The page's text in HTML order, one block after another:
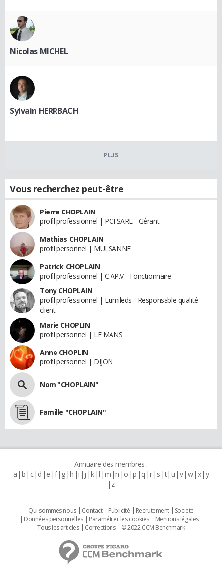
Nicolas MICHEL
Sylvain HERRBACH
PLUS
Vous recherchez peut-être
Pierre CHOPLAIN
profil professionnel | PCI SARL - Gérant
Mathias CHOPLAIN
profil personnel | MULSANNE
Patrick CHOPLAIN
profil professionnel | C.AP.V - Fonctionnaire
Tony CHOPLAIN
profil professionnel | Lumileds - Responsable qualité
client
Marie CHOPLIN
profil personnel | LE MANS
Anne CHOPLIN
profil personnel | DIJON
Nom "CHOPLAIN"
Famille "CHOPLAIN"
Annuaire des membres :
a b c d e f g h i j k l m n o p q r s t u v w x y
z
Qui sommes nous Contact Publicité Recrutement
Societé
Données personnelles
Paramétrer les cookies
Mentions légales
Tous les articles
Corrections © 2022 CCM Benchmark